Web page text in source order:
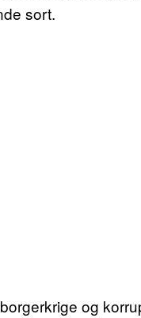
sort.
og